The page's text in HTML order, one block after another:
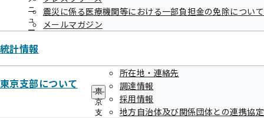
ニ
ュ
ー
震災に係る医療機関等における一部負担金の免除について
メールマガジン
統計情報
東京支部について
東
京
支
所在地・連絡先
調達情報
採用情報
地方自治体及び関係団体との連携協定
10【特定保健指導：従業員のご家族様向け】
特定保健指導（家族）のご案内
11【健診・特定保健指導：契約機関様向け】
契約健診機関の皆様へ（お知らせ）